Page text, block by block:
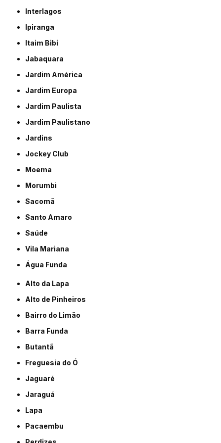
Interlagos
Ipiranga
Itaim Bibi
Jabaquara
Jardim América
Jardim Europa
Jardim Paulista
Jardim Paulistano
Jardins
Jockey Club
Moema
Morumbi
Sacomã
Santo Amaro
Saúde
Vila Mariana
Água Funda
Alto da Lapa
Alto de Pinheiros
Bairro do Limão
Barra Funda
Butantã
Freguesia do Ó
Jaguaré
Jaraguá
Lapa
Pacaembu